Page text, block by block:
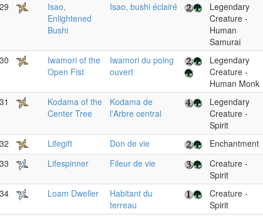
Isao,
Enlightened
Bushi
Isao, bushi éclairé
Legendary
Creature -
Human
Samurai
Iwamori of the
Open Fist
Iwamori du poing
ouvert
Legendary
Creature -
Human Monk
Kodama of the
Center Tree
Kodama de
l'Arbre central
Legendary
Creature -
Spirit
Lifegift Don de vie
Enchantment
Lifespinner Fileur de vie
Creature -
Spirit
Loam Dweller
Habitant du
terreau
Creature -
Spirit